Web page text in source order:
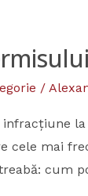
/
infracțiune
cele mai
cum